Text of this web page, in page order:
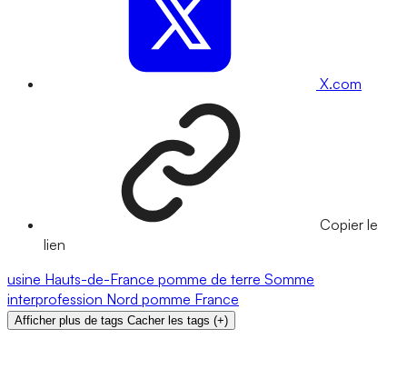
X.com
Copier le
lien
usine Hauts-de-France pomme de terre Somme
interprofession Nord pomme France
Afficher plus de tags Cacher les tags (+)